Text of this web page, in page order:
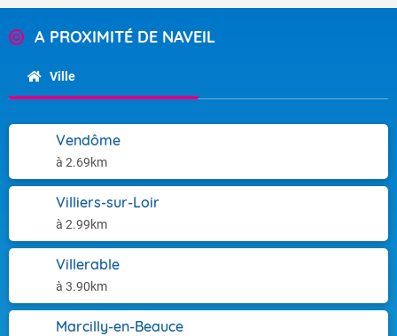
A PROXIMITÉ DE NAVEIL
Ville
Vendôme
à 2.69km
Villiers-sur-Loir
à 2.99km
Villerable
à 3.90km
Marcilly-en-Beauce